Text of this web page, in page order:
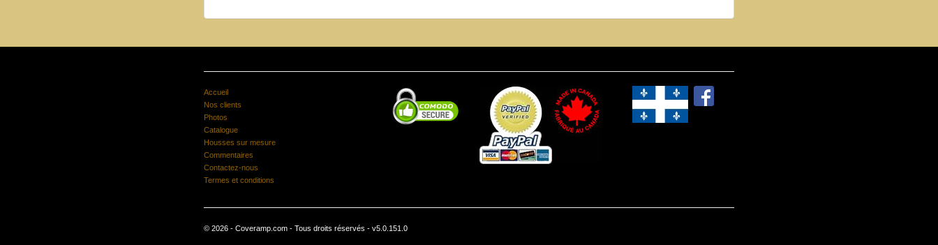
Accueil
Nos clients
Photos
Catalogue
Housses sur mesure
Commentaires
Contactez-nous
Termes et conditions
© 2026 - Coveramp.com - Tous droits réservés - v5.0.151.0